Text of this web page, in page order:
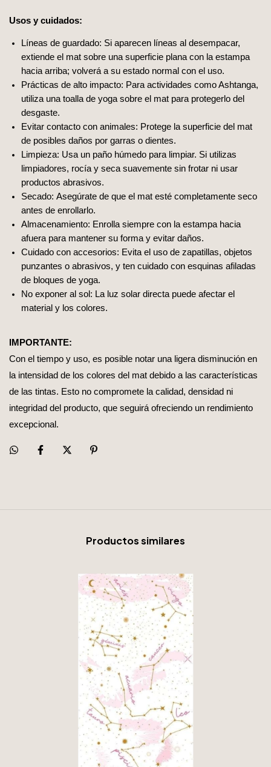
Usos y cuidados:
Líneas de guardado: Si aparecen líneas al desempacar,
extiende el mat sobre una superficie plana con la estampa
hacia arriba; volverá a su estado normal con el uso.
Prácticas de alto impacto: Para actividades como Ashtanga,
utiliza una toalla de yoga sobre el mat para protegerlo del
desgaste.
Evitar contacto con animales: Protege la superficie del mat
de posibles daños por garras o dientes.
Limpieza: Usa un paño húmedo para limpiar. Si utilizas
limpiadores, rocía y seca suavemente sin frotar ni usar
productos abrasivos.
Secado: Asegúrate de que el mat esté completamente seco
antes de enrollarlo.
Almacenamiento: Enrolla siempre con la estampa hacia
afuera para mantener su forma y evitar daños.
Cuidado con accesorios: Evita el uso de zapatillas, objetos
punzantes o abrasivos, y ten cuidado con esquinas afiladas
de bloques de yoga.
No exponer al sol: La luz solar directa puede afectar el
material y los colores.
IMPORTANTE:
Con el tiempo y uso, es posible notar una ligera disminución en
la intensidad de los colores del mat debido a las características
de las tintas. Esto no compromete la calidad, densidad ni
integridad del producto, que seguirá ofreciendo un rendimiento
excepcional.
Productos similares